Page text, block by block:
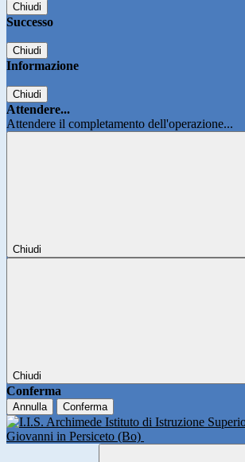
Chiudi
Successo
Chiudi
Informazione
Chiudi
Attendere...
Attendere il completamento dell'operazione...
Chiudi
Chiudi
Conferma
Annulla Conferma
Istituto di Istruzione
Giovanni in Persiceto (Bo)